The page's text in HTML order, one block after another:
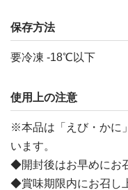
保存方法
要冷凍 -18℃以下
使用上の注意
※本品は「えび・かに
います。
◆開封後はお早めにお
◆賞味期限内にお召し